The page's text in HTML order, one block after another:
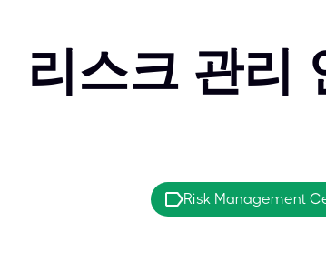
리스크 관리
Risk Management